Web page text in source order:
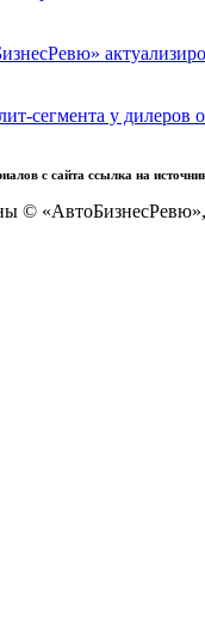
сегмента у дилеров
с сайта ссылка на
©